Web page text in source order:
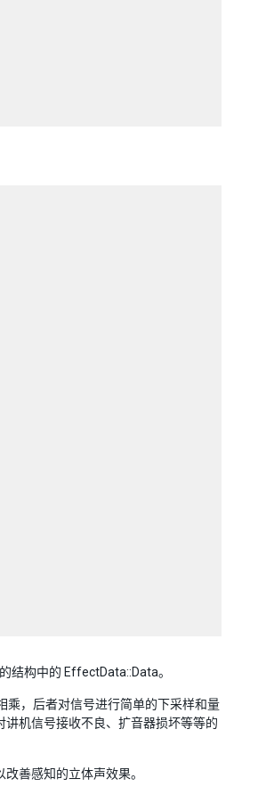
结构中的 EffectData::Data。
乘，后者对信号进行简单的下采样和量
机信号接收不良、扩音器损坏等等的
善感知的立体声效果。